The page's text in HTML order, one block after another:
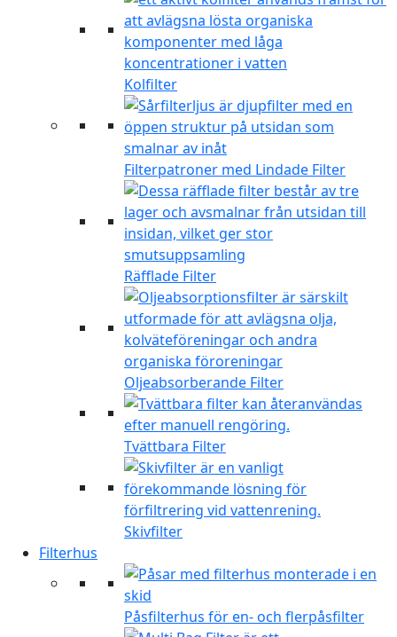
Kolfilter
Filterpatroner med Lindade Filter
Räfflade Filter
Oljeabsorberande Filter
Tvättbara Filter
Skivfilter
Filterhus
Påsfilterhus för en- och flerpåsfilter